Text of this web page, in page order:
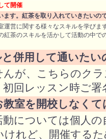
て開催
ます。紅茶を取り入れていきたいの
運営に関する様々なスキルを学び
紅茶のスキルを活かして活動の中
と併用して通いたい
んが、こちらのク
回レッスン時ご
教室を開校しなく
動については個人
けれど、開催する